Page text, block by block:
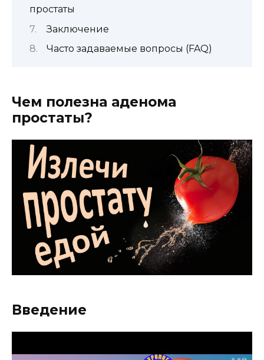
простаты
Заключение
Часто задаваемые вопросы (FAQ)
Чем полезна аденома
простаты?
Введение